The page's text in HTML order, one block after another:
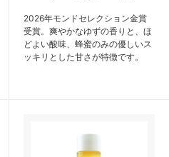
2026年モンドセレクション金賞
受賞。爽やかなゆずの香りと、ほ
どよい酸味、蜂蜜のみの優しいス
ッキリとした甘さが特徴です。